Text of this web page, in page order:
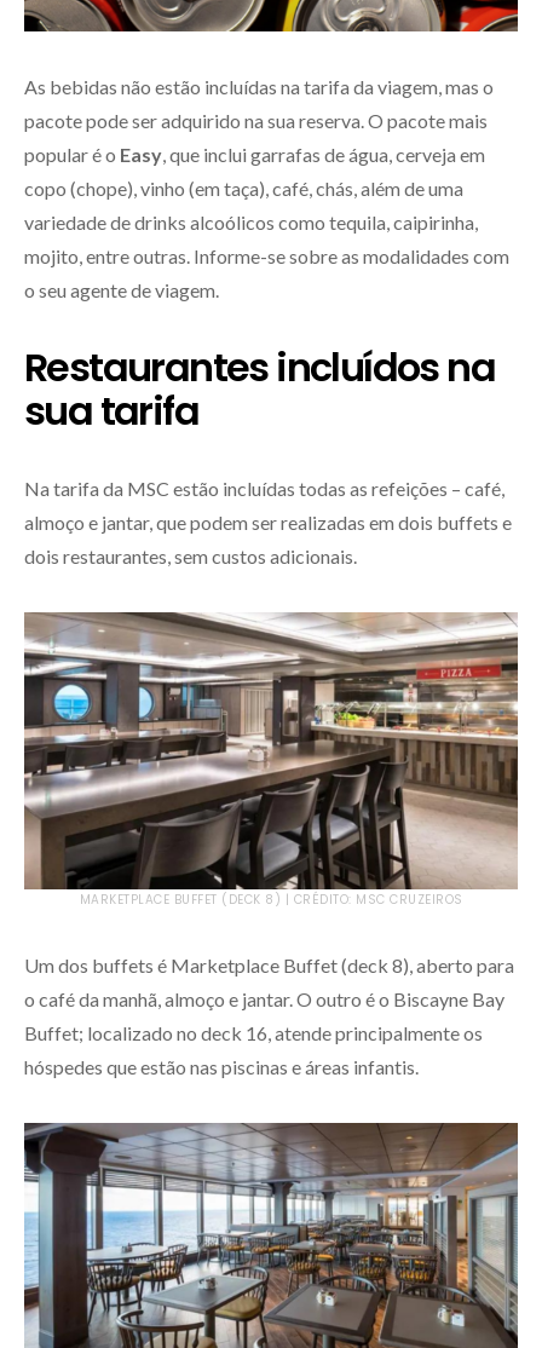
As bebidas não estão incluídas na tarifa da viagem, mas o
pacote pode ser adquirido na sua reserva. O pacote mais
popular é o Easy , que inclui garrafas de água, cerveja em
copo (chope), vinho (em taça), café, chás, além de uma
variedade de drinks alcoólicos como tequila, caipirinha,
mojito, entre outras. Informe-se sobre as modalidades com
o seu agente de viagem.
Restaurantes incluídos na
sua tarifa
Na tarifa da MSC estão incluídas todas as refeições – café,
almoço e jantar, que podem ser realizadas em dois buffets e
dois restaurantes, sem custos adicionais.
MARKETPLACE BUFFET (DECK 8) | CRÉDITO: MSC CRUZEIROS
Um dos buffets é Marketplace Buffet (deck 8), aberto para
o café da manhã, almoço e jantar. O outro é o Biscayne Bay
Buffet; localizado no deck 16, atende principalmente os
hóspedes que estão nas piscinas e áreas infantis.